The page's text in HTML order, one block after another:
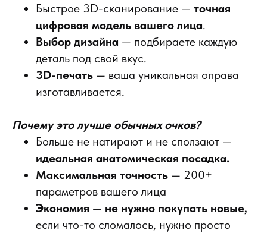
Быстрое 3D-сканирование — точная
цифровая модель вашего лица.
Выбор дизайна — подбираете каждую
деталь под свой вкус.
3D-печать — ваша уникальная оправа
изготавливается.
Почему это лучше обычных очков?
Больше не натирают и не сползают —
идеальная анатомическая посадка.
Максимальная точность — 200+
параметров вашего лица
Экономия — не нужно покупать новые,
если что-то сломалось, нужно просто